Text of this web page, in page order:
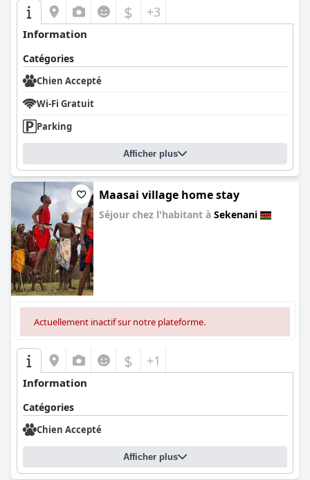
$ +3
Information
Catégories
Chien Accepté
Wi-Fi Gratuit
Parking
Afficher plus
Maasai village home stay
Séjour chez l'habitant à Sekenani
Actuellement inactif sur notre plateforme.
$ +1
Information
Catégories
Chien Accepté
Afficher plus